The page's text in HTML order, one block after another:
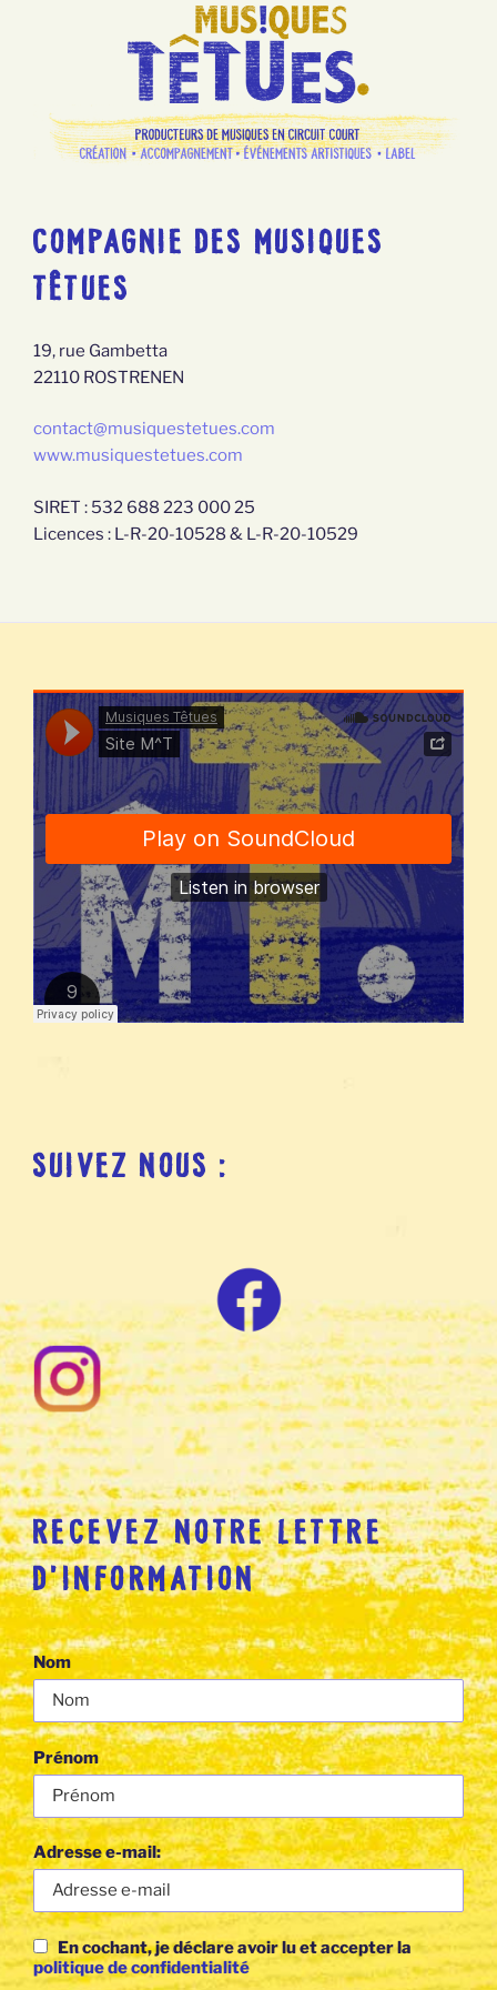
COMPAGNIE DES MUSIQUES
TÊTUES
19, rue Gambetta
22110 ROSTRENEN
contact@musiquestetues.com
www.musiquestetues.com
SIRET : 532 688 223 000 25
Licences : L-R-20-10528 & L-R-20-10529
SUIVEZ NOUS :
RECEVEZ NOTRE LETTRE
D’INFORMATION
Nom
Prénom
Adresse e-mail:
En cochant, je déclare avoir lu et accepter la
politique de confidentialité